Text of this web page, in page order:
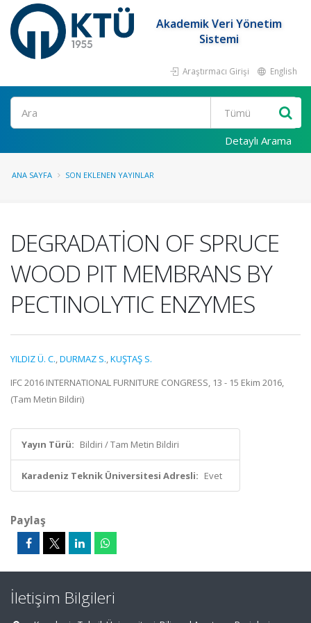
Akademik Veri Yönetim
Sistemi
Araştırmacı Girişi English
Ara
Detaylı Arama
ANA SAYFA SON EKLENEN YAYINLAR
DEGRADATİON OF SPRUCE
WOOD PIT MEMBRANS BY
PECTINOLYTIC ENZYMES
YILDIZ Ü. C.,DURMAZ S.,KUŞTAŞ S.
IFC 2016 INTERNATIONAL FURNITURE CONGRESS, 13 - 15 Ekim 2016,
(Tam Metin Bildiri)
Yayın Türü: Bildiri / Tam Metin Bildiri
Karadeniz Teknik Üniversitesi Adresli: Evet
Paylaş
İletişim Bilgileri